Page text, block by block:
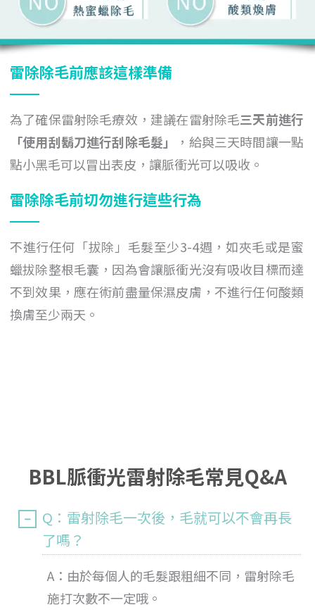
雷除除毛前應該這樣準備
為了確保雷射除毛療效，建議在雷射除毛三天前進行
「使用刮鬍刀進行刮除毛髮」
，給與三天時間讓一點
點小黑毛可以冒出表皮，讓脈衝光可以吸收。
雷除除毛前切勿進行這些行為
不進行任何「拔除」毛髮至少3-4週，如夾毛或是蜜
蠟拔除整根毛囊，因為會讓脈衝光沒有吸收目標而達
不到效果，應在術前盡量保濕皮膚，不進行任何酸類
換膚至少兩天。
BBL脈衝光雷射除毛常見Q&A
Q：雷射除毛一次後，毛就可以不會再長
了嗎？
A：由於每個人的毛髮跟粗細不同，雷射除毛
施打次數不一定哦。